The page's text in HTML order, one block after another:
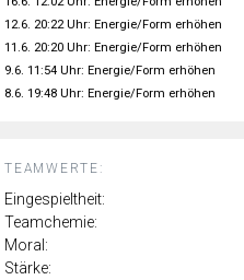
TEAMWERTE:
Eingespieltheit:
Teamchemie:
Moral:
Stärke:
12.6. 20:22 Uhr: Energie/Form erhöhen
11.6. 20:20 Uhr: Energie/Form erhöhen
9.6. 11:54 Uhr: Energie/Form erhöhen
8.6. 19:48 Uhr: Energie/Form erhöhen